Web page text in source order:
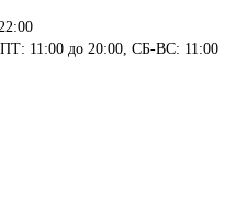
11:00 до 20:00, СБ-ВС: 11:00